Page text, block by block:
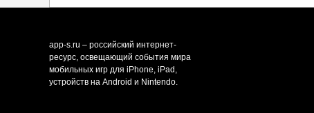
app-s.ru – российский интернет-
ресурс, освещающий события мира
мобильных игр для iPhone, iPad,
устройств на Android и Nintendo.